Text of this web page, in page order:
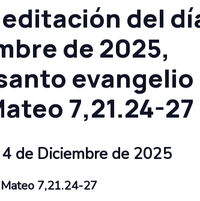
del
de 2025,
evangelio
7,21.24-27
de Diciembre de 2025
7,21.24-27